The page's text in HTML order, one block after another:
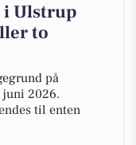
i Ulstrup
to
på
juni 2026.
til enten